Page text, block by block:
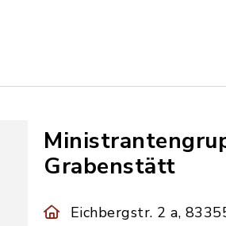
Grabenstätt
Eichbergstr. 2 a,